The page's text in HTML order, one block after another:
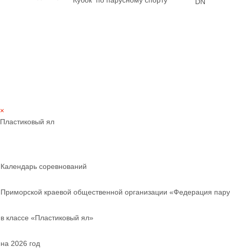
×
Пластиковый ял
Календарь соревнований
Приморской краевой общественной организации «Федерация
в классе «Пластиковый ял»
на 2026 год